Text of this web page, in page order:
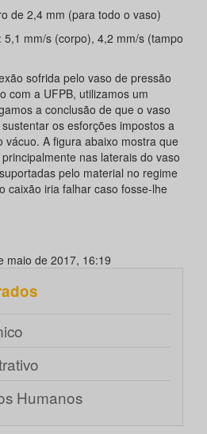
de 2,4 mm (para todo o vaso)
5,1 mm/s (corpo), 4,2 mm/s (tampo
sofrida pelo vaso de pressão
com a UFPB, utilizamos um
a conclusão de que o vaso
os esforções impostos a
vácuo. A figura abaixo mostra que
nas laterais do vaso
pelo material no regime
caixão iria falhar caso fosse-lhe
maio de 2017, 16:19
Humanos